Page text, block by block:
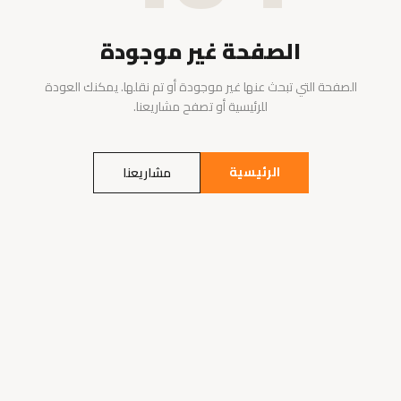
الصفحة غير موجودة
الصفحة التي تبحث عنها غير موجودة أو تم نقلها. يمكنك العودة
للرئيسية أو تصفح مشاريعنا.
الرئيسية مشاريعنا